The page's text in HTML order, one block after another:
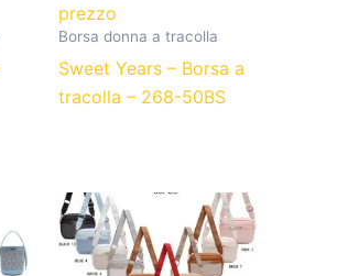
prezzo
Borsa donna a tracolla
Sweet Years – Borsa a
tracolla – 268-50BS